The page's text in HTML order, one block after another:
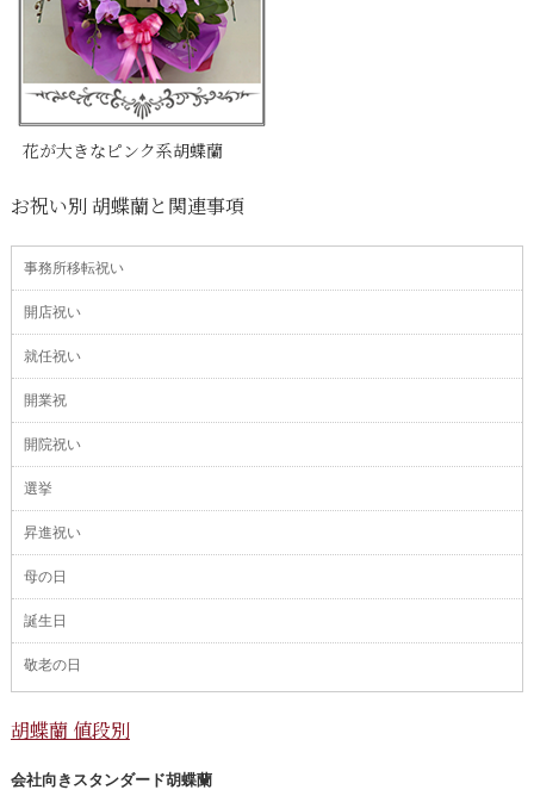
花が大きなピンク系胡蝶蘭
お祝い別 胡蝶蘭と関連事項
事務所移転祝い
開店祝い
就任祝い
開業祝
開院祝い
選挙
昇進祝い
母の日
誕生日
敬老の日
胡蝶蘭 値段別
会社向きスタンダード胡蝶蘭